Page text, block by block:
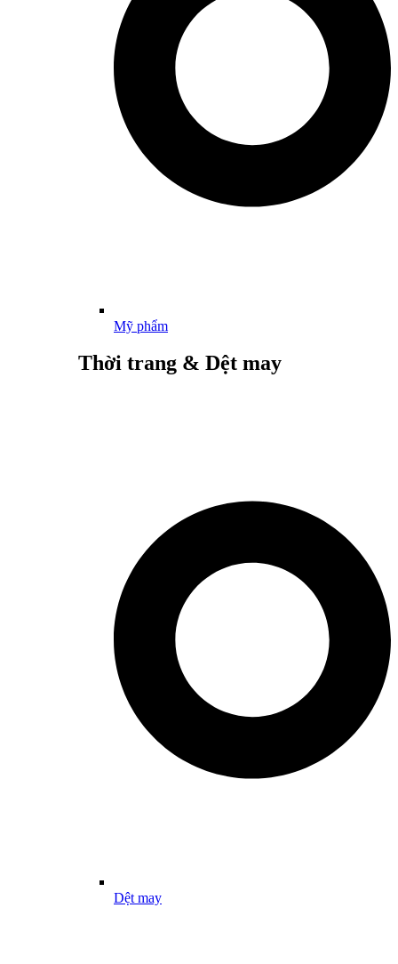
Mỹ phẩm
Thời trang & Dệt may
Dệt may